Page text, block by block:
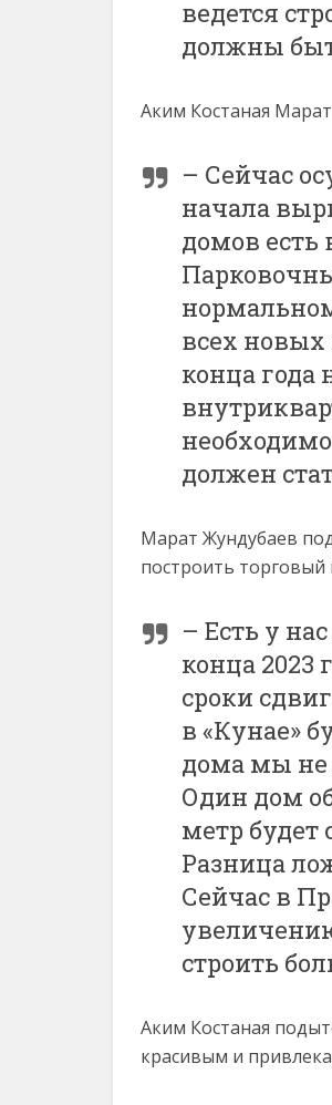
ведется
должны
Аким Костаная
– Сейчас
начала
домов есть
всех новых
конца года
должен
Марат Жундубаев
построить
– Есть у
конца 2023
сроки
в «Кунае»
дома мы не
Один дом
метр будет
Разница
Сейчас в
строить
Аким Костаная
красивым и